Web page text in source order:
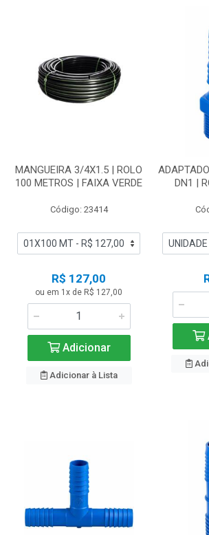
MANGUEIRA 3/4X1.5 | ROLO
100 METROS | FAIXA VERDE
Código: 23414
R$ 127,00
ou em 1x de R$ 127,00
Adicionar
Adicionar à Lista
DN1 |